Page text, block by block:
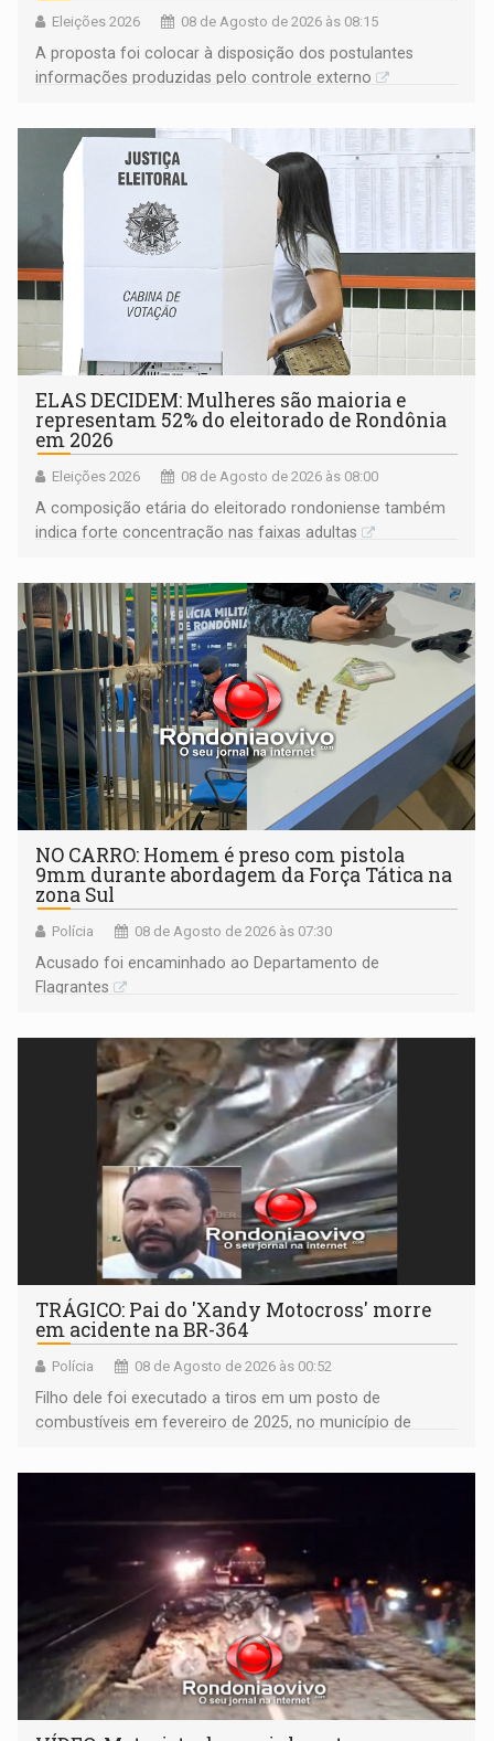
Eleições 2026 08 de Agosto de 2026 às 08:15
A proposta foi colocar à disposição dos postulantes
informações produzidas pelo controle externo
ELAS DECIDEM: Mulheres são maioria e
representam 52% do eleitorado de Rondônia
em 2026
Eleições 2026 08 de Agosto de 2026 às 08:00
A composição etária do eleitorado rondoniense também
indica forte concentração nas faixas adultas
NO CARRO: Homem é preso com pistola
9mm durante abordagem da Força Tática na
zona Sul
Polícia 08 de Agosto de 2026 às 07:30
Acusado foi encaminhado ao Departamento de
Flagrantes
TRÁGICO: Pai do 'Xandy Motocross' morre
em acidente na BR-364
Polícia 08 de Agosto de 2026 às 00:52
Filho dele foi executado a tiros em um posto de
combustíveis em fevereiro de 2025, no município de